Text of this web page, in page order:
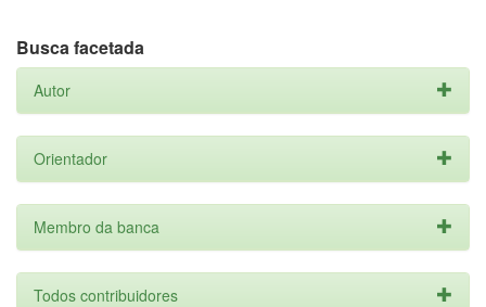
Busca facetada
Autor
Orientador
Membro da banca
Todos contribuidores